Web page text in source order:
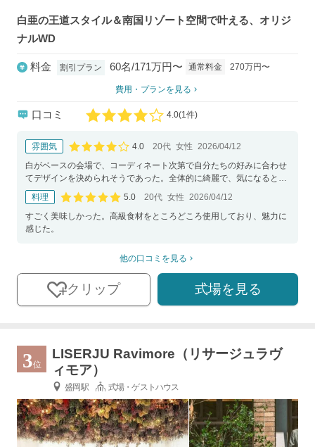
白亜の王道スタイル＆南国リゾート空間で叶える、オリジ
ナルWD
料金 割引プラン 60名/171万円〜 通常料金 270万円〜
費用・プランを見る
口コミ 口コミ評価
4.0(1件)
雰囲気
口コミ評価
4.0 20代 女性 2026/04/12
白がベースの会場で、コーディネート次第で自分たちの好みに合わせ
てデザインを決められそうであった。全体的に綺麗で、気になるとこ
ろ、目につくところは特になかった。
料理
口コミ評価
5.0 20代 女性 2026/04/12
すごく美味しかった。高級食材をところどころ使用しており、魅力に
感じた。
他の口コミを見る
クリップ 式場を見る
3位
LISERJU Ravimore（リサージュラヴ
ィモア）
盛岡駅 式場・ゲストハウス